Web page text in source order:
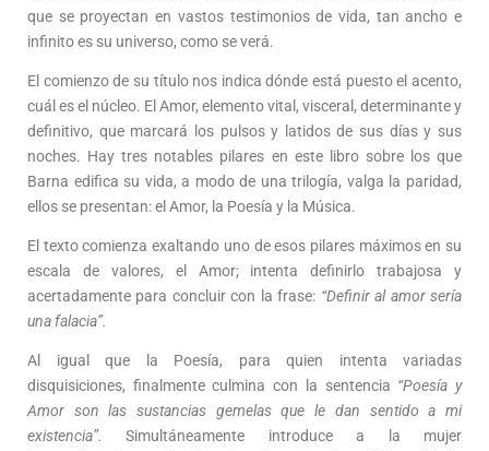
que se proyectan en vastos testimonios de vida, tan ancho e
infinito es su universo, como se verá.
El comienzo de su título nos indica dónde está puesto el acento,
cuál es el núcleo. El Amor, elemento vital, visceral, determinante y
definitivo, que marcará los pulsos y latidos de sus días y sus
noches. Hay tres notables pilares en este libro sobre los que
Barna edifica su vida, a modo de una trilogía, valga la paridad,
ellos se presentan: el Amor, la Poesía y la Música.
El texto comienza exaltando uno de esos pilares máximos en su
escala de valores, el Amor; intenta definirlo trabajosa y
acertadamente para concluir con la frase: “Definir al amor sería
una falacia”.
Al igual que la Poesía, para quien intenta variadas
disquisiciones, finalmente culmina con la sentencia “Poesía y
Amor son las sustancias gemelas que le dan sentido a mi
existencia”.
Simultáneamente introduce a la mujer